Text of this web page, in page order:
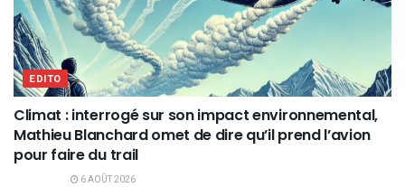
EDITO
Climat : interrogé sur son impact environnemental,
Mathieu Blanchard omet de dire qu’il prend l’avion
pour faire du trail
6 AOÛT 2026